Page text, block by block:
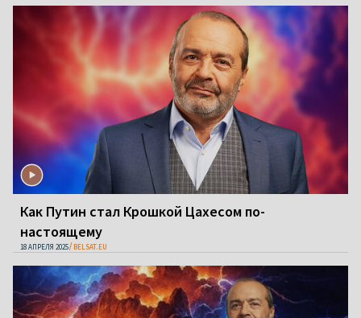
Как Путин стал Крошкой Цахесом по-
настоящему
18 АПРЕЛЯ 2025 BELSAT.EU